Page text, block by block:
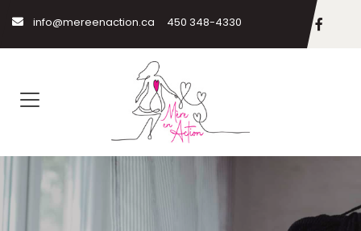
info@mereenaction.ca 450 348-4330